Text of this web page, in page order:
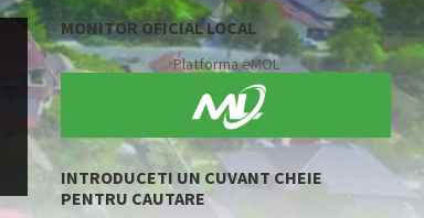
MONITOR OFICIAL LOCAL
Platforma eMOL
INTRODUCETI UN CUVANT CHEIE
PENTRU CAUTARE